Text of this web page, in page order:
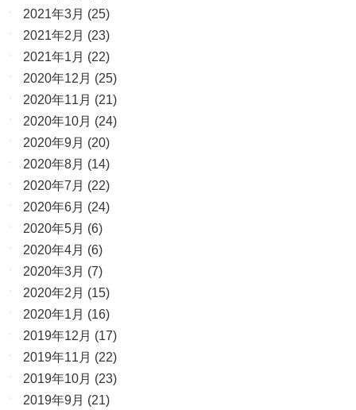
2021年3月 (25)
2021年2月 (23)
2021年1月 (22)
2020年12月 (25)
2020年11月 (21)
2020年10月 (24)
2020年9月 (20)
2020年8月 (14)
2020年7月 (22)
2020年6月 (24)
2020年5月 (6)
2020年4月 (6)
2020年3月 (7)
2020年2月 (15)
2020年1月 (16)
2019年12月 (17)
2019年11月 (22)
2019年10月 (23)
2019年9月 (21)